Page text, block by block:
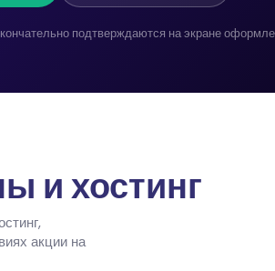
подтверждаются на экране
и хостинг
акции на